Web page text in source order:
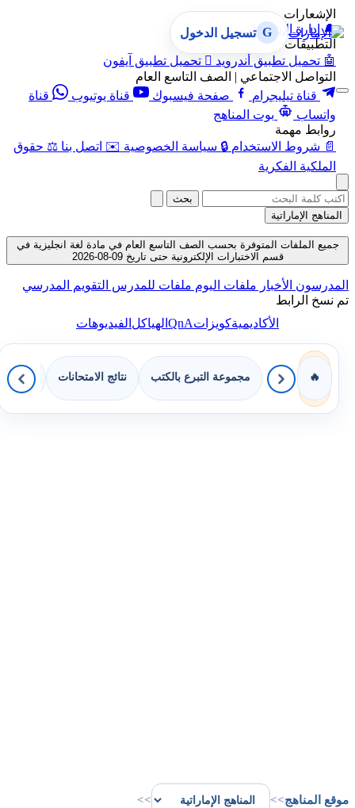
الإشعارات
🔔 إدارة الإشعارات
التطبيقات
🤖 تحميل تطبيق أندرويد  تحميل تطبيق آيفون
التواصل الاجتماعي | الصف التاسع العام
قناة تيليجرام
صفحة فيسبوك قناة يوتيوب
قناة
واتساب
بوت المناهج
روابط مهمة
📄 شروط الاستخدام 🔒 سياسة الخصوصية ✉️ اتصل بنا ⚖️ حقوق
الملكية الفكرية
G تسجيل الدخول
بحث
المناهج الإماراتية
جميع الملفات المتوفرة بحسب الصف التاسع العام في مادة لغة انجليزية في
قسم الاختبارات الإلكترونية حتى تاريخ 09-08-2026
المدرسون الأخبار ملفات اليوم ملفات للمدرس التقويم المدرسي
تم نسخ الرابط
الأكاديميةكويزاتQnAالهياكلالفيديوهات
🔥 مجموعة التبرع بالكتب نتائج الامتحانات
موقع المناهج>>
>>